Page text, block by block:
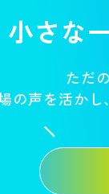
小さな
ただ
の声を活か